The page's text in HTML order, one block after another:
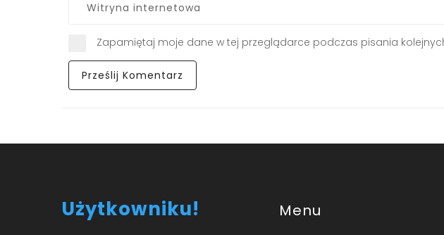
Zapamiętaj moje dane w tej przeglądarce podczas pisania
Użytkowniku! Menu